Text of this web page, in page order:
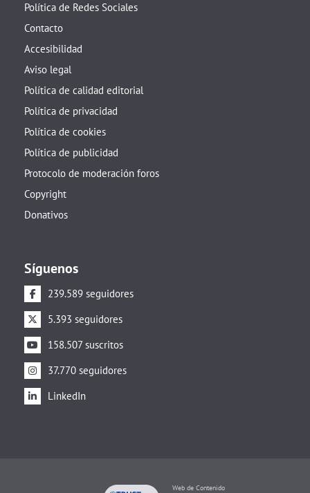
Política de Redes Sociales
Contacto
Accesibilidad
Aviso legal
Política de calidad editorial
Política de privacidad
Política de cookies
Política de publicidad
Protocolo de moderación foros
Copyright
Donativos
Síguenos
239.589 seguidores
5.393 seguidores
158.507 suscritos
37.770 seguidores
LinkedIn
Web de Contenido